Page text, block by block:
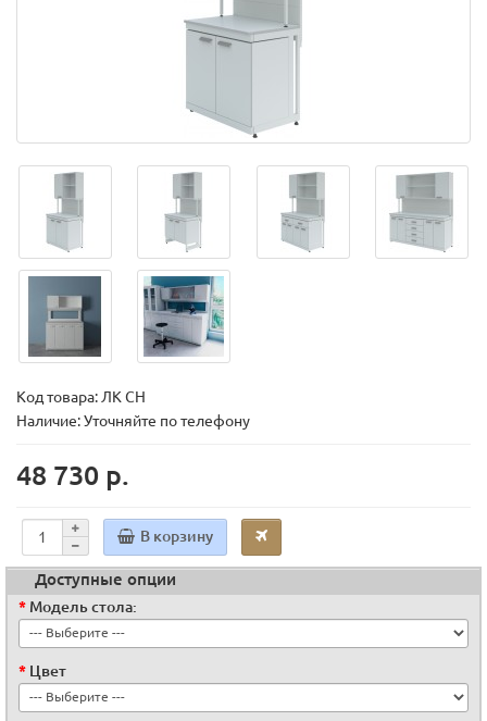
Код товара: ЛК СН
Наличие: Уточняйте по телефону
48 730 р.
В корзину
Доступные опции
Модель стола:
Цвет